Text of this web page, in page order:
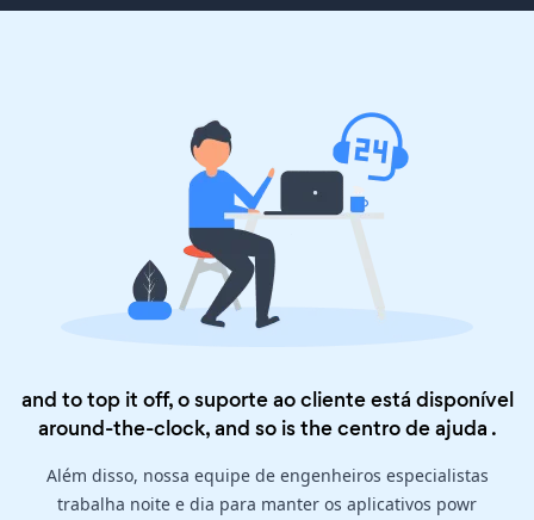
and to top it off, o suporte ao cliente está disponível
around-the-clock, and so is thecentro de ajuda .
Além disso, nossa equipe de engenheiros especialistas
trabalha noite e dia para manter os aplicativos powr